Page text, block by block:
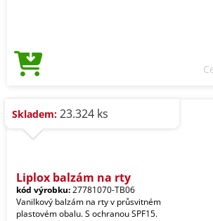
Skladem: 23.324 ks
Liplox balzám na rty
kód výrobku:27781070-TB06
Vanilkový balzám na rty v průsvitném
plastovém obalu. S ochranou SPF15.